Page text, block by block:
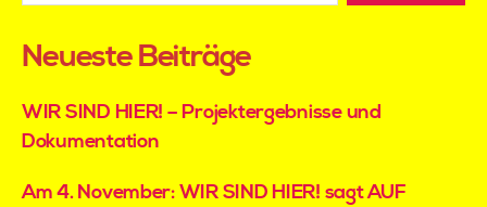
e
Neueste Beiträge
WIR SIND HIER! – Projektergebnisse und
Dokumentation
Am 4. November: WIR SIND HIER! sagt AUF